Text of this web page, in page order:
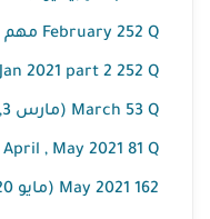
February 252 Q مهم (فبراير 3, 2021)
Jan 2021 part 2 252 Q (فبراير 7, 2021)
March 53 Q (مارس 3, 2021)
April , May 2021 81 Q (أبريل 9, 2021)
May 2021 162 (مايو 20, 2021)